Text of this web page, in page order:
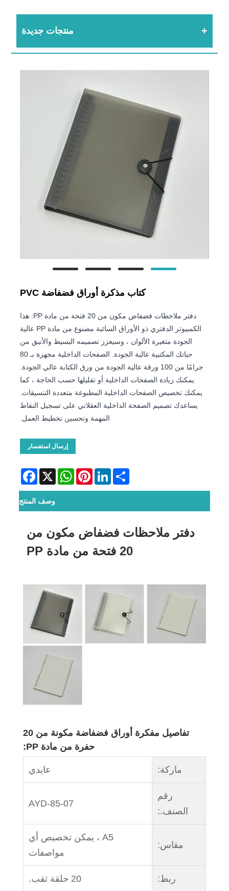
منتجات جديدة
كتاب مذكرة أوراق فضفاضة PVC
دفتر ملاحظات فضفاض مكون من 20 فتحة من مادة PP: هذا
الكمبيوتر الدفتري ذو الأوراق السائبة مصنوع من مادة PP عالية
الجودة متغيرة الألوان ، وسيعزز تصميمه البسيط والأنيق من
حياتك المكتبية عالية الجودة. الصفحات الداخلية مجهزة بـ 80
جرامًا من 100 ورقة عالية الجودة من ورق الكتابة عالي الجودة.
يمكنك زيادة الصفحات الداخلية أو تقليلها حسب الحاجة ، كما
يمكنك تخصيص الصفحات الداخلية المطبوعة متعددة التنسيقات.
يساعدك تصميم الصفحة الداخلية العقلاني على تسجيل النقاط
المهمة وتحسين تخطيط العمل.
إرسال استفسار
Facebook X
WhatsAppPinterestLinkedInShare
وصف المنتج
دفتر ملاحظات فضفاض مكون من
20 فتحة من مادة PP
تفاصيل مفكرة أوراق فضفاضة مكونة من 20
حفرة من مادة PP:
ماركة: عايدي
رقم
الصنف.:
AYD-85-07
مقاس:
A5 ، يمكن تخصيص أي
مواصفات
ربط: 20 حلقة ثقب.